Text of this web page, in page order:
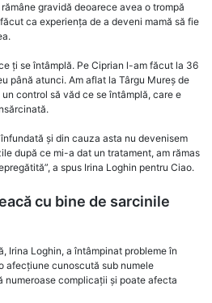
gravidă deoarece avea o trompă
ca experiența de a deveni mamă să fie
ți se întâmplă. Pe Ciprian l-am făcut la 36
până atunci. Am aflat la Târgu Mureș de
control să văd ce se întâmplă, care e
și din cauza asta nu devenisem
după ce mi-a dat un tratament, am rămas
a spus Irina Loghin pentru Ciao.
cu bine de sarcinile
Irina Loghin, a întâmpinat probleme în
afecțiune cunoscută sub numele
numeroase complicații și poate afecta